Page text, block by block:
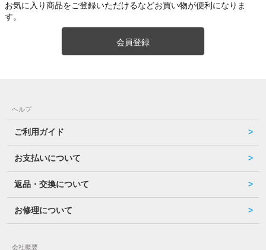
お気に入り商品をご登録いただけるなどお買い物が便利になりま
す。
会員登録
ヘルプ
ご利用ガイド
お支払いについて
返品・交換について
お修理について
会社概要